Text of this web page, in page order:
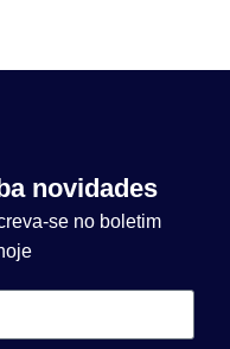
novidades
se no boletim